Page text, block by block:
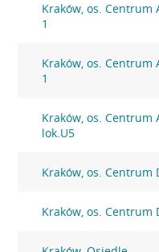
Kraków, os. Centrum
1
Kraków, os. Centrum
1
Kraków, os. Centrum
lok.U5
Kraków, os. Centrum
Kraków, os. Centrum